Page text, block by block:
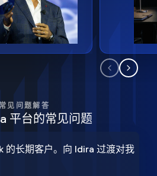
常见问题解答
平台的常见问题
的长期客户。向 Idira 过渡对我